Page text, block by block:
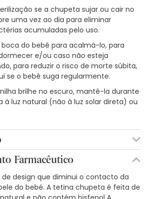
se a chupeta sujar ou cair no
uma vez ao dia para eliminar
acumuladas pelo uso.
do bebê para acalmá-lo, para
e/ou caso não esteja
para reduzir o risco de morte súbita,
se o bebê suga regularmente.
brilhe no escuro, mantê-la durante
à luz natural (não à luz solar direta) ou
Farmacêutico
design que diminui o contacto da
do bebé. A tetina chupeta é feita de